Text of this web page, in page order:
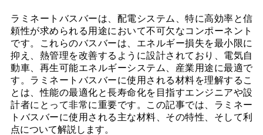
ラミネートバスバーは、配電システム、特に高効率と信
頼性が求められる用途において不可欠なコンポーネント
です。これらのバスバーは、エネルギー損失を最小限に
抑え、熱管理を改善するように設計されており、電気自
動車、再生可能エネルギーシステム、産業用途に最適で
す。ラミネートバスバーに使用される材料を理解するこ
とは、性能の最適化と長寿命化を目指すエンジニアや設
計者にとって非常に重要です。この記事では、ラミネー
トバスバーに使用される主な材料、その特性、そして利
点について解説します。